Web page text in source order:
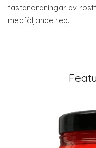
fästanordningar av
medföljande rep.